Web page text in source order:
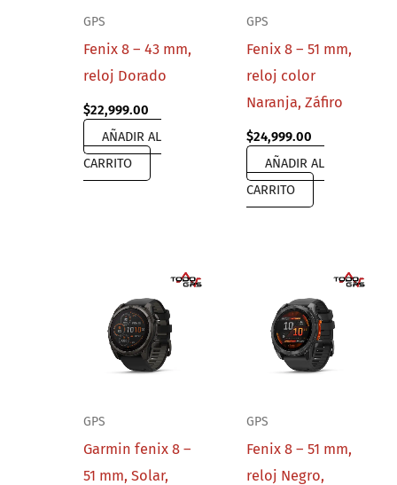
GPS
Fenix 8 – 43 mm,
reloj Dorado
$22,999.00
AÑADIR AL
CARRITO
GPS
Fenix 8 – 51 mm,
reloj color
Naranja, Záfiro
$24,999.00
AÑADIR AL
CARRITO
GPS
Garmin fenix 8 –
51 mm, Solar,
GPS
Fenix 8 – 51 mm,
reloj Negro,